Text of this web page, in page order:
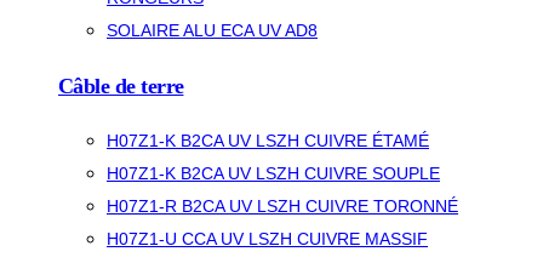
SOLAIRE ALU ECA UV AD8
Câble de terre
H07Z1-K B2CA UV LSZH CUIVRE ÉTAMÉ
H07Z1-K B2CA UV LSZH CUIVRE SOUPLE
H07Z1-R B2CA UV LSZH CUIVRE TORONNÉ
H07Z1-U CCA UV LSZH CUIVRE MASSIF